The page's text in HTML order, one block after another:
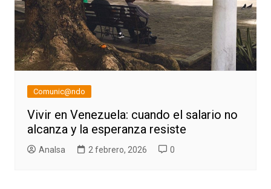
Comunic@ndo
Vivir en Venezuela: cuando el salario no
alcanza y la esperanza resiste
AnaIsa 2 febrero, 2026 0